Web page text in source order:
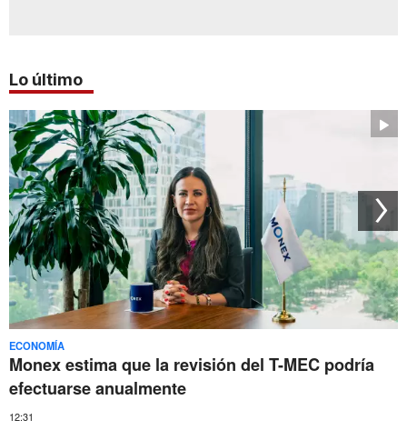
Lo último
ECONOMÍA
Monex estima que la revisión del T-MEC podría
efectuarse anualmente
12:31